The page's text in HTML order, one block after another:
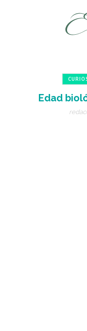
Edad